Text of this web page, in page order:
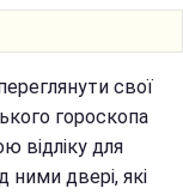
свої
гороскопа
відліку для
ними двері, які